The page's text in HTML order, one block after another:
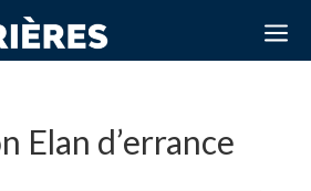
a
Elan d’errance